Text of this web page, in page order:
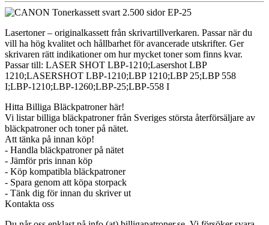
Lasertoner – originalkassett från skrivartillverkaren. Passar när du
vill ha hög kvalitet och hållbarhet för avancerade utskrifter. Ger
skrivaren rätt indikationer om hur mycket toner som finns kvar.
Passar till: LASER SHOT LBP-1210;Lasershot LBP
1210;LASERSHOT LBP-1210;LBP 1210;LBP 25;LBP 558
I;LBP-1210;LBP-1260;LBP-25;LBP-558 I
Hitta Billiga Bläckpatroner här!
Vi listar billiga bläckpatroner från Sveriges största återförsäljare av
bläckpatroner och toner på nätet.
Att tänka på innan köp!
- Handla bläckpatroner på nätet
- Jämför pris innan köp
- Köp kompatibla bläckpatroner
- Spara genom att köpa storpack
- Tänk dig för innan du skriver ut
Kontakta oss